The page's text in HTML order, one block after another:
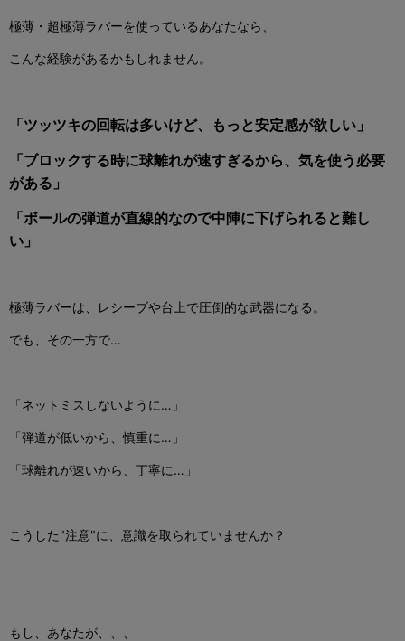
極薄・超極薄ラバーを使っているあなたなら、
こんな経験があるかもしれません。
「ツッツキの回転は多いけど、もっと安定感が欲しい」
「ブロックする時に球離れが速すぎるから、気を使う必要
がある」
「ボールの弾道が直線的なので中陣に下げられると難し
い」
極薄ラバーは、レシーブや台上で圧倒的な武器になる。
でも、その一方で…
「ネットミスしないように… 」
「弾道が低いから、慎重に… 」
「球離れが速いから、丁寧に… 」
こうした"注意"に、意識を取られていませんか？
もし、あなたが、、、